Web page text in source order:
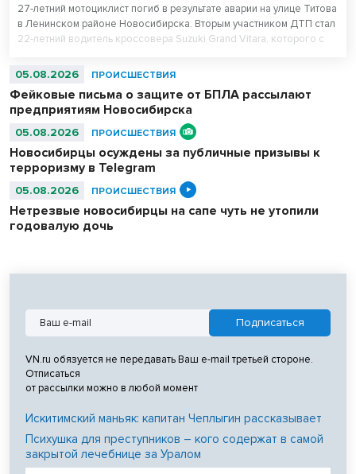
27-летний мотоциклист погиб в результате аварии на улице Титова
в Ленинском районе Новосибирска. Вторым участником ДТП стал
22-летний водитель кроссовера Suzuki Grand Vitara, которого с
05.08.2026 ПРОИСШЕСТВИЯ
Фейковые письма о защите от БПЛА рассылают
предприятиям Новосибирска
05.08.2026 ПРОИСШЕСТВИЯ
Новосибирцы осуждены за публичные призывы к
терроризму в Telegram
05.08.2026 ПРОИСШЕСТВИЯ
Нетрезвые новосибирцы на сапе чуть не утопили
годовалую дочь
VN.ru обязуется не передавать Ваш e-mail третьей стороне.
Отписаться
от рассылки можно в любой момент
Искитимский маньяк: капитан Чеплыгин рассказывает
Психушка для преступников – кого содержат в самой
закрытой лечебнице за Уралом